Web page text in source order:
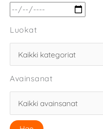
Luokat
Avainsanat